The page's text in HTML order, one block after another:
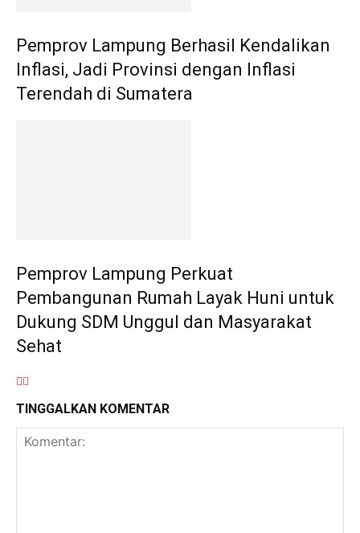
Pemprov Lampung Berhasil Kendalikan
Inflasi, Jadi Provinsi dengan Inflasi
Terendah di Sumatera
Pemprov Lampung Perkuat
Pembangunan Rumah Layak Huni untuk
Dukung SDM Unggul dan Masyarakat
Sehat
TINGGALKAN KOMENTAR